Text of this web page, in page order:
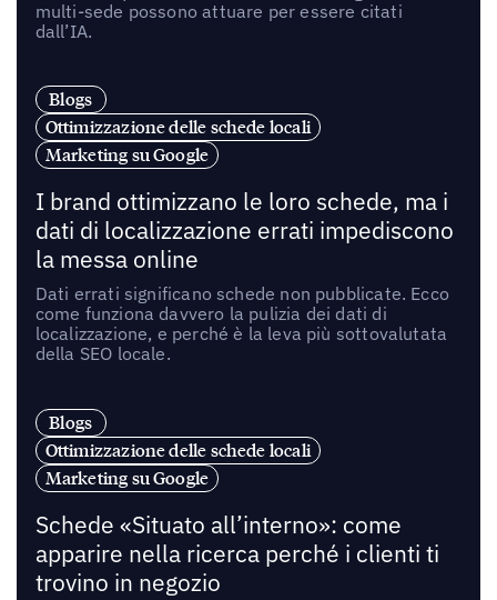
multi-sede possono attuare per essere citati
dall’IA.
Blogs
Ottimizzazione delle schede locali
Marketing su Google
I brand ottimizzano le loro schede, ma i
dati di localizzazione errati impediscono
la messa online
Dati errati significano schede non pubblicate. Ecco
come funziona davvero la pulizia dei dati di
localizzazione, e perché è la leva più sottovalutata
della SEO locale.
Blogs
Ottimizzazione delle schede locali
Marketing su Google
Schede «Situato all’interno»: come
apparire nella ricerca perché i clienti ti
trovino in negozio